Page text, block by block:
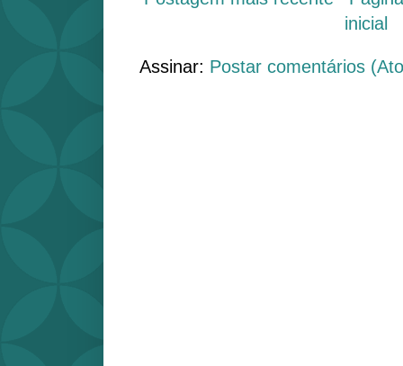
inicial
Assinar: Postar comentários